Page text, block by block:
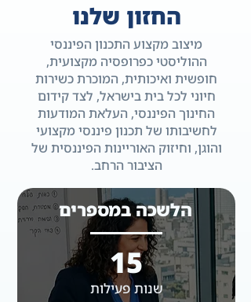
החזון שלנו
מיצוב מקצוע התכנון הפיננסי
ההוליסטי כפרופסיה מקצועית,
חופשית ואיכותית, המוכרת כשירות
חיוני לכל בית בישראל, לצד קידום
החינוך הפיננסי, העלאת המודעות
לחשיבותו של תכנון פיננסי מקצועי
והוגן, וחיזוק האוריינות הפיננסית של
הציבור הרחב.
הלשכה במספרים
15
שנות פעילות